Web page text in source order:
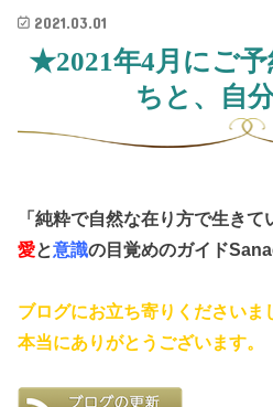
2021.03.01
★2021年4月にご
ちと、自
「純粋で自然な在り方で生きて
愛と意識の目覚めのガイド
ブログにお立ち寄りくださいま
本当にありがとうございます。